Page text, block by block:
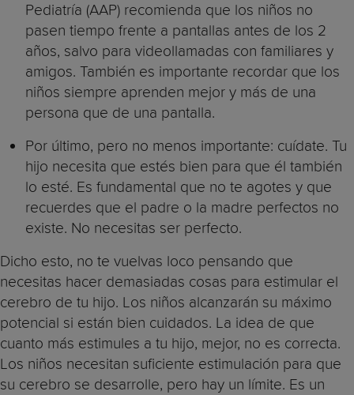
Pediatría (AAP) recomienda que los niños no
pasen tiempo frente a pantallas antes de los 2
años, salvo para videollamadas con familiares y
amigos. También es importante recordar que los
niños siempre aprenden mejor y más de una
persona que de una pantalla.
Por último, pero no menos importante: cuídate. Tu
hijo necesita que estés bien para que él también
lo esté. Es fundamental que no te agotes y que
recuerdes que el padre o la madre perfectos no
existe. No necesitas ser perfecto.
Dicho esto, no te vuelvas loco pensando que
necesitas hacer demasiadas cosas para estimular el
cerebro de tu hijo. Los niños alcanzarán su máximo
potencial si están bien cuidados. La idea de que
cuanto más estimules a tu hijo, mejor, no es correcta.
Los niños necesitan suficiente estimulación para que
su cerebro se desarrolle, pero hay un límite. Es un